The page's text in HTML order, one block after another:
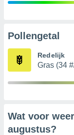
Pollengetal
Redelijk
Gras (34
Wat voor
augustus?